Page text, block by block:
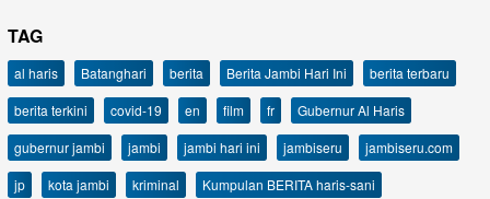
TAG
al haris Batanghari berita Berita Jambi Hari Ini
berita terbaru
berita terkini
covid-19 en film fr
Gubernur Al Haris
gubernur jambi
jambi jambi hari ini jambiseru
jambiseru.com
jp
kota jambi kriminal
Kumpulan BERITA haris-sani